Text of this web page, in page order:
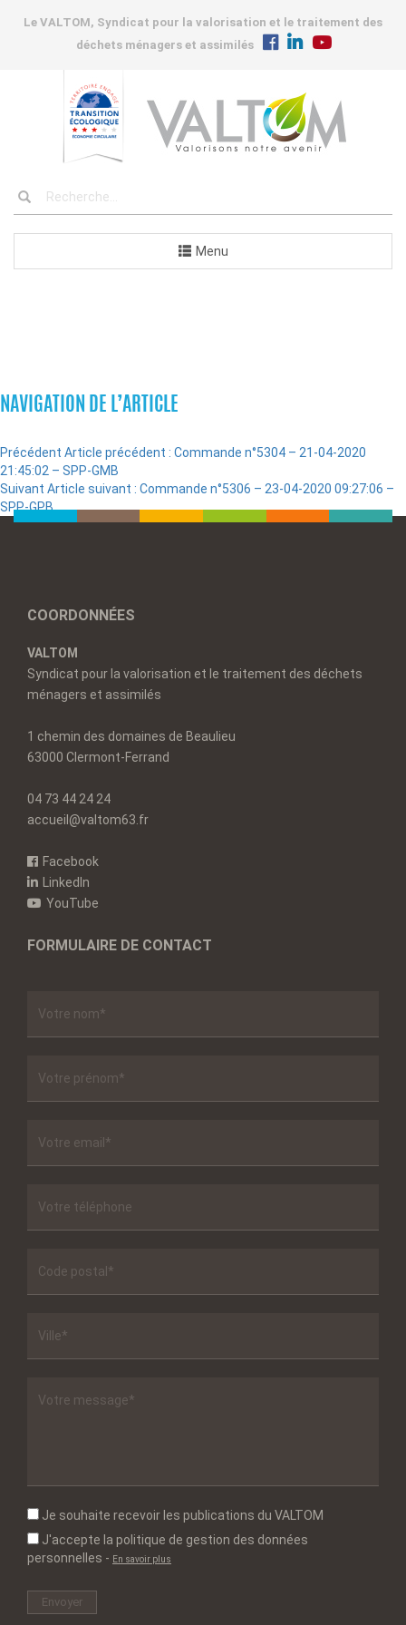
Le VALTOM, Syndicat pour la valorisation et le traitement des
déchets ménagers et assimilés
Menu
NAVIGATION DE L’ARTICLE
Précédent Article précédent : Commande n°5304 – 21-04-2020
21:45:02 – SPP-GMB
Suivant Article suivant : Commande n°5306 – 23-04-2020 09:27:06 –
SPP-GPB
COORDONNÉES
VALTOM
Syndicat pour la valorisation et le traitement des déchets
ménagers et assimilés
1 chemin des domaines de Beaulieu
63000 Clermont-Ferrand
04 73 44 24 24
accueil@valtom63.fr
Facebook
LinkedIn
YouTube
FORMULAIRE DE CONTACT
Je souhaite recevoir les publications du VALTOM
J'accepte la politique de gestion des données
personnelles - En savoir plus